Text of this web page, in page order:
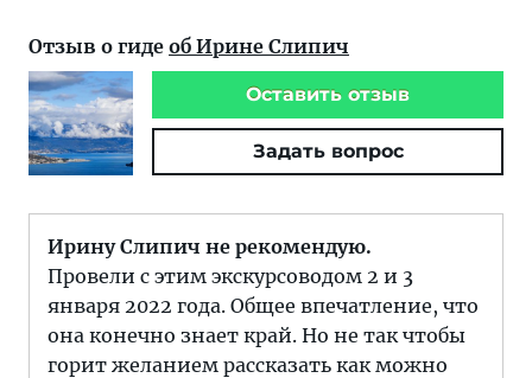
Отзыв о гиде об Ирине Слипич
Оставить отзыв
Задать вопрос
Ирину Слипич не рекомендую.
Провели с этим экскурсоводом 2 и 3
января 2022 года. Общее впечатление, что
она конечно знает край. Но не так чтобы
горит желанием рассказать как можно